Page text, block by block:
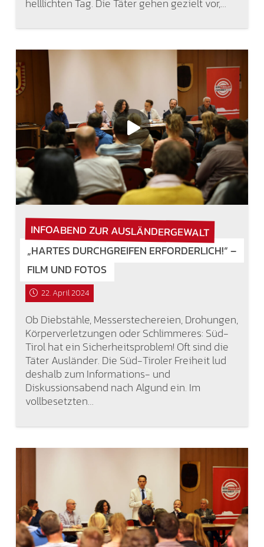
helllichten Tag. Die Täter gehen gezielt vor,…
INFOABEND ZUR AUSLÄNDERGEWALT
„HARTES DURCHGREIFEN ERFORDERLICH!“ –
FILM UND FOTOS
22. April 2024
Ob Diebstähle, Messerstechereien, Drohungen,
Körperverletzungen oder Schlimmeres: Süd-
Tirol hat ein Sicherheitsproblem! Oft sind die
Täter Ausländer. Die Süd-Tiroler Freiheit lud
deshalb zum Informations- und
Diskussionsabend nach Algund ein. Im
vollbesetzten…